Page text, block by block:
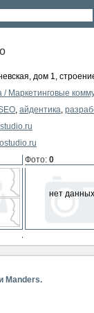
дом 1,
/ Маркетинговые
, айдентика,
Фото: 0
нет данных
Manders.